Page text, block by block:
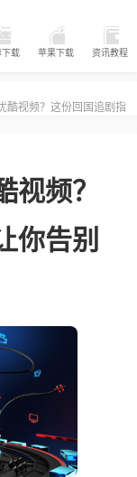
下载 苹果下载 资讯教程
酷视频？这份回国追剧指
视频？
你告别